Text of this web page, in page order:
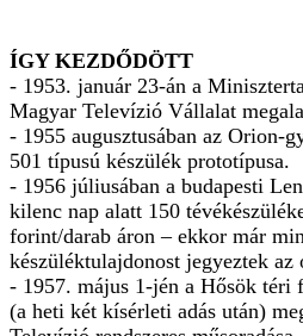
ÍGY KEZDŐDÖTT
- 1953. január 23-án a
Magyar Televízió Vállalat
- 1955 augusztusában az Orion-
501 típusú készülék prototípusa.
- 1956 júliusában a budapesti
kilenc nap alatt 150
forint/darab áron – ekkor már
készüléktulajdonost jegyeztek az
- 1957. május 1-jén a Hősök téri
(a heti két kísérleti adás után)